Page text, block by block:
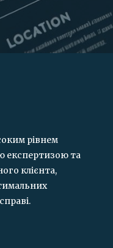
рівнем
експертизою та
клієнта,